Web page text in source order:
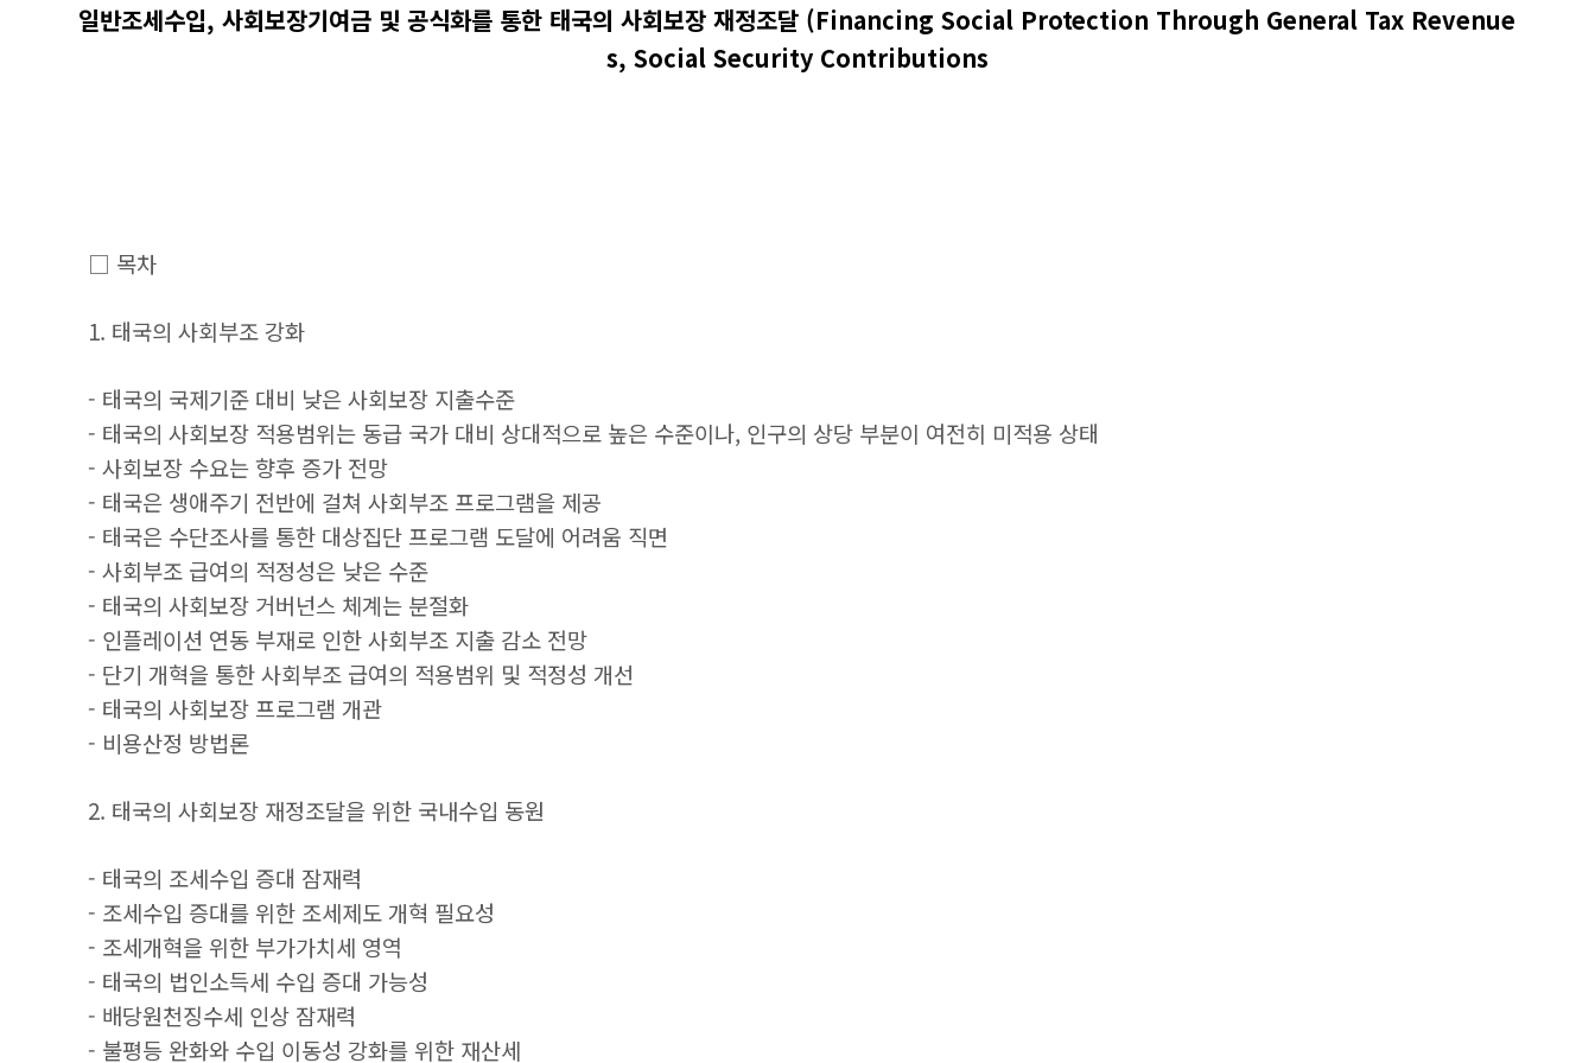
일반조세수입, 사회보장기여금 및 공식화를 통한 태국의 사회보장 재정조달 (Financing Social Protection Through General Tax Revenue
s, Social Security Contributions
□ 목차
1. 태국의 사회부조 강화
- 태국의 국제기준 대비 낮은 사회보장 지출수준
- 태국의 사회보장 적용범위는 동급 국가 대비 상대적으로 높은 수준이나, 인구의 상당 부분이 여전히 미적용 상태
- 사회보장 수요는 향후 증가 전망
- 태국은 생애주기 전반에 걸쳐 사회부조 프로그램을 제공
- 태국은 수단조사를 통한 대상집단 프로그램 도달에 어려움 직면
- 사회부조 급여의 적정성은 낮은 수준
- 태국의 사회보장 거버넌스 체계는 분절화
- 인플레이션 연동 부재로 인한 사회부조 지출 감소 전망
- 단기 개혁을 통한 사회부조 급여의 적용범위 및 적정성 개선
- 태국의 사회보장 프로그램 개관
- 비용산정 방법론
2. 태국의 사회보장 재정조달을 위한 국내수입 동원
- 태국의 조세수입 증대 잠재력
- 조세수입 증대를 위한 조세제도 개혁 필요성
- 조세개혁을 위한 부가가치세 영역
- 태국의 법인소득세 수입 증대 가능성
- 배당원천징수세 인상 잠재력
- 불평등 완화와 수입 이동성 강화를 위한 재산세